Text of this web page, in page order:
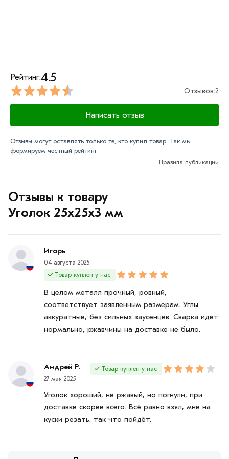
Отзывы к товару
Уголок 25х25х3 мм
Игорь
04 августа 2025
Товар куплен у нас
В целом металл прочный, ровный,
соответствует заявленным размерам. Углы
аккуратные, без сильных заусенцев. Сварка идёт
нормально, ржавчины на доставке не было.
Андрей Р.
27 мая 2025
Товар куплен у нас
Уголок хороший, не ржавый, но погнули, при
доставке скорее всего. Всё равно взял, мне на
куски резать. так что пойдёт.
Рейтинг:4.5
Отзывов:2
Написать отзыв
Отзывы могут оставлять только те, кто купил товар. Так мы
формируем честный рейтинг
Правила публикации